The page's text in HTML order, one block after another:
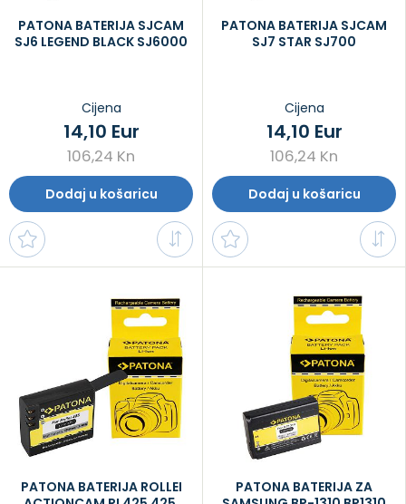
PATONA BATERIJA SJCAM
SJ6 LEGEND BLACK SJ6000
Cijena
106,24 Kn
14,10 Eur
Dodaj u košaricu
PATONA BATERIJA SJCAM
SJ7 STAR SJ700
Cijena
106,24 Kn
14,10 Eur
Dodaj u košaricu
PATONA BATERIJA ROLLEI
PATONA BATERIJA ZA